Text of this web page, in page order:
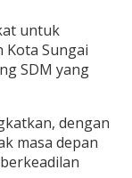
untuk
Sungai
SDM yang
dengan
masa depan